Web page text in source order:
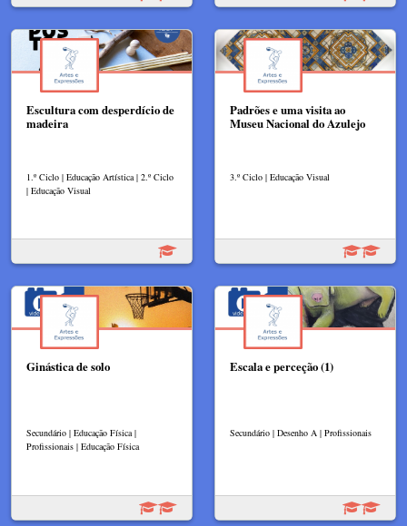
Escultura com desperdício de
madeira
1.º Ciclo | Educação Artística | 2.º Ciclo
| Educação Visual
Padrões e uma visita ao
Museu Nacional do Azulejo
3.º Ciclo | Educação Visual
Ginástica de solo
Secundário | Educação Física |
Profissionais | Educação Física
Escala e perceção (1)
Secundário | Desenho A | Profissionais